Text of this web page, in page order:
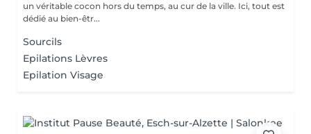
un véritable cocon hors du temps, au cur de la ville. Ici, tout est
dédié au bien-êtr...
Sourcils
Epilations Lèvres
Epilation Visage